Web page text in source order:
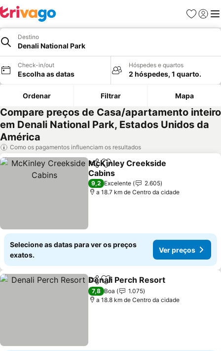
Favoritos
Iniciar
Destino
Denali National Park
Check-in/out
Escolha as datas
Hóspedes e quartos
2 hóspedes, 1 quarto.
Ordenar Filtrar Mapa
Compare preços de Casa/apartamento inteiro
em Denali National Park, Estados Unidos da
América
Como os pagamentos influenciam os resultados
PartilharAdicionar aos favoritos
McKinley Creekside
Cabins
Ver preços
9,2 Excelente
2.605
a 18.7 km de Centro da cidade
Selecione as datas para ver os preços
exatos.
Ver preços
PartilharAdicionar aos favoritos
Denali Perch Resort
7,8 Boa
1.075
a 18.8 km de Centro da cidade